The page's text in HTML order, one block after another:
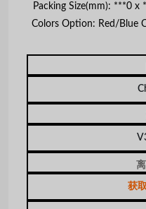
Packing Size(mm): ***0
Colors Option: Red/Blue
获